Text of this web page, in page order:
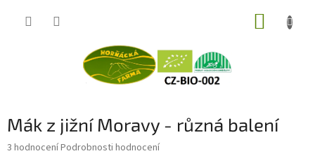
Mák z jižní Moravy - různá balení
Průměrné
3 hodnoceníPodrobnosti hodnocení